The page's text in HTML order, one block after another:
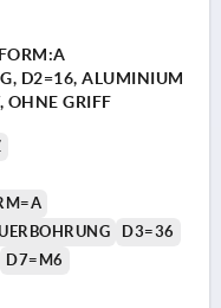
D2=16, ALUMINIUM
OHNE GRIFF
D3=36
D7=M6